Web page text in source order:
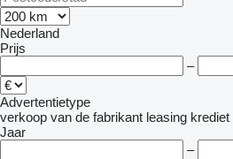
Nederland
Prijs
–
Advertentietype
verkoop van de fabrikant leasing krediet
Jaar
–